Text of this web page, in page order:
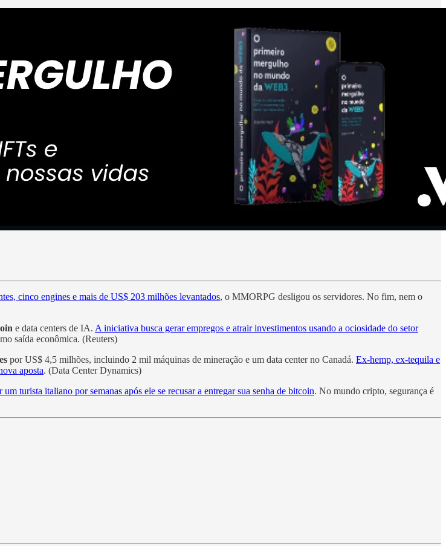
cinco engines e mais de US$ 203 milhões levantados, o MMORPG desligou os servidores. No fim, nem o
e data centers de IA. A iniciativa busca gerar empregos e atrair investimentos usando a ociosidade do setor
saída econômica. (Reuters)
por US$ 4,5 milhões, incluindo 2 mil máquinas de mineração e um data center no Canadá. Ex-hemp, ex-tequila e
aposta. (Data Center Dynamics)
um turista italiano por semanas após ele se recusar a entregar sua senha de bitcoin. No mundo cripto, segurança é